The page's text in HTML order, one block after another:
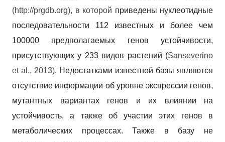
(http://prgdb.org), в которой приведены нуклеотидные
последовательности 112 известных и более чем
100000 предполагаемых генов устойчивости,
присутствующих у 233 видов растений (Sanseverino
et al ., 2013). Недостатками известной базы являются
отсутствие информации об уровне экспрессии генов,
мутантных вариантах генов и их влиянии на
устойчивость, а также об участии этих генов в
метаболических процессах. Также в базу не